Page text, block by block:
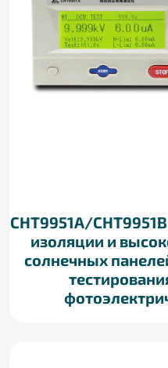
CHT9951A/
изоляции и
солнечных